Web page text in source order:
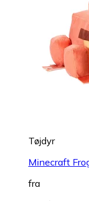
Tøjdyr
Minecraft
fra